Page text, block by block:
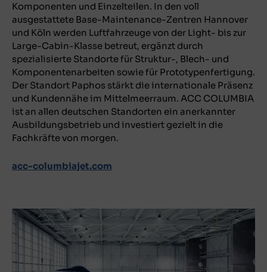
Komponenten und Einzelteilen. In den voll
ausgestattete Base-Maintenance-Zentren Hannover
und Köln werden Luftfahrzeuge von der Light- bis zur
Large-Cabin-Klasse betreut, ergänzt durch
spezialisierte Standorte für Struktur-, Blech- und
Komponentenarbeiten sowie für Prototypenfertigung.
Der Standort Paphos stärkt die internationale Präsenz
und Kundennähe im Mittelmeerraum. ACC COLUMBIA
ist an allen deutschen Standorten ein anerkannter
Ausbildungsbetrieb und investiert gezielt in die
Fachkräfte von morgen.
acc-columbiajet.com